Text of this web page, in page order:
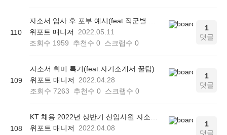
110
자소서 입사 후 포부 예시(feat.직군별 작성법)
위포트 매니저
2022.05.11
조회수 1959 추천수 0 스크랩수 0
1
댓글
109
자소서 취미 특기(feat.자기소개서 꿀팁)
위포트 매니저
2022.04.28
조회수 7263 추천수 0 스크랩수 0
1
댓글
108
KT 채용 2022년 상반기 신입사원 자소서 작성방법
위포트 매니저
2022.04.08
1
댓글